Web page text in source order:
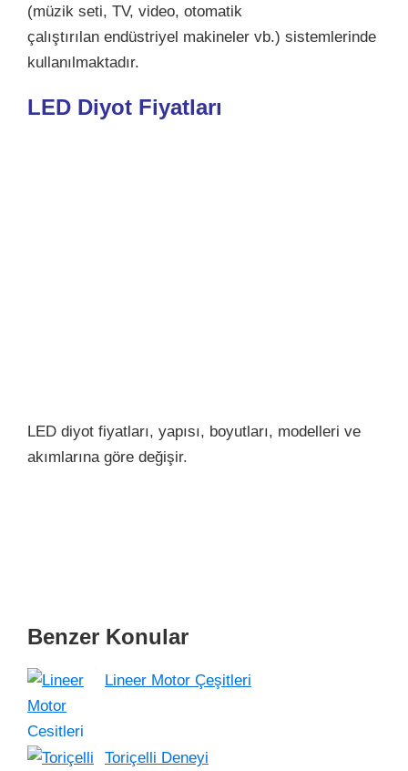
(müzik seti, TV, video, otomatik
çalıştırılan endüstriyel makineler vb.) sistemlerinde
kullanılmaktadır.
LED Diyot Fiyatları
LED diyot fiyatları, yapısı, boyutları, modelleri ve
akımlarına göre değişir.
Benzer Konular
Lineer Motor Çeşitleri
Toriçelli Deneyi